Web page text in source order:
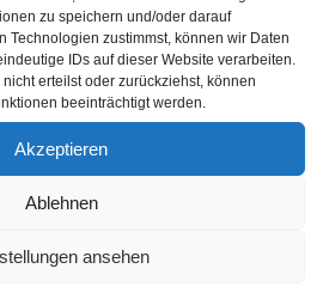
zu speichern und/oder darauf
Technologien zustimmst, können wir Daten
IDs auf dieser Website verarbeiten.
erteilst oder zurückziehst, können
beeinträchtigt werden.
Akzeptieren
Ablehnen
ansehen
Basic